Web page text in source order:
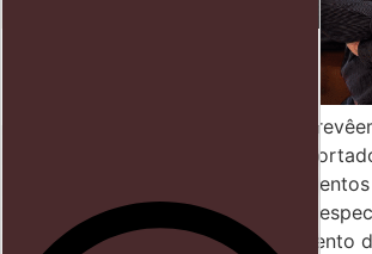
As normas do Direito Tributário
imposto de renda para pessoas
graves, que necessitam de
que fazem uso de medicamentos
portanto, dispensados do pagamento